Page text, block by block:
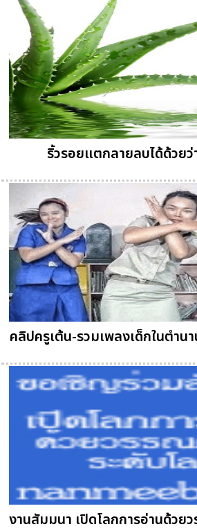
ริ้วรอยแตกลายลบได้ด้วยว่
คลิปครูเต้น-รวมเพลงเด็กในตำน
งานสัมมนา เปิดโลกการอ่านด้วย